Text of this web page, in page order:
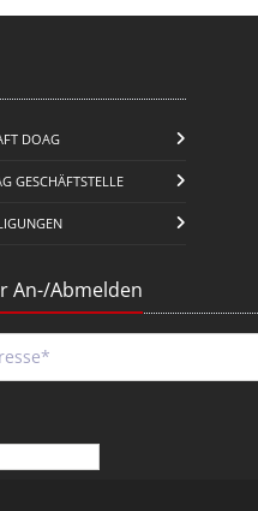
DOAG
GESCHÄFTSTELLE
An-/Abmelden